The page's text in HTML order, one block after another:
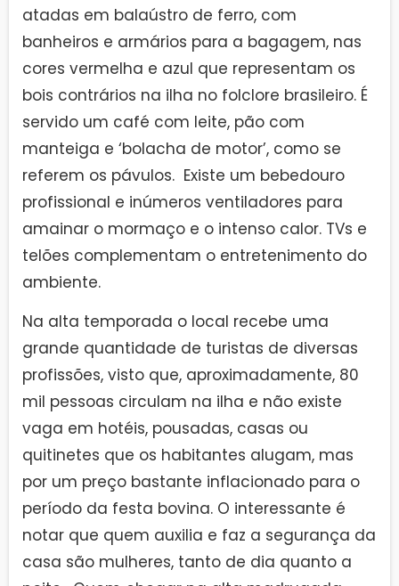
atadas em balaústro de ferro, com
banheiros e armários para a bagagem, nas
cores vermelha e azul que representam os
bois contrários na ilha no folclore brasileiro. É
servido um café com leite, pão com
manteiga e ‘bolacha de motor’, como se
referem os pávulos. Existe um bebedouro
profissional e inúmeros ventiladores para
amainar o mormaço e o intenso calor. TVs e
telões complementam o entretenimento do
ambiente.
Na alta temporada o local recebe uma
grande quantidade de turistas de diversas
profissões, visto que, aproximadamente, 80
mil pessoas circulam na ilha e não existe
vaga em hotéis, pousadas, casas ou
quitinetes que os habitantes alugam, mas
por um preço bastante inflacionado para o
período da festa bovina. O interessante é
notar que quem auxilia e faz a segurança da
casa são mulheres, tanto de dia quanto a